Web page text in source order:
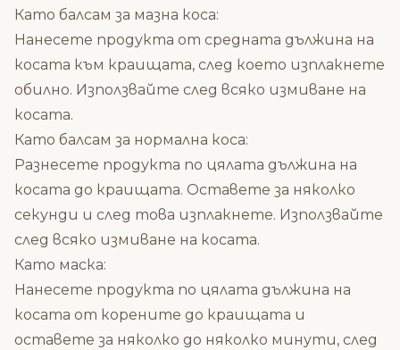
Като балсам за мазна коса:
Нанесете продукта от средната дължина на
косата към краищата, след което изплакнете
обилно. Използвайте след всяко измиване на
косата.
Като балсам за нормална коса:
Разнесете продукта по цялата дължина на
косата до краищата. Оставете за няколко
секунди и след това изплакнете. Използвайте
след всяко измиване на косата.
Като маска:
Нанесете продукта по цялата дължина на
косата от корените до краищата и
оставете за няколко до няколко минути, след